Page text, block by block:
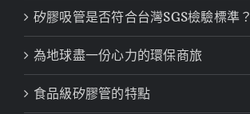
矽膠吸管是否符合台灣SGS檢驗標準？
為地球盡一份心力的環保商旅
食品級矽膠管的特點